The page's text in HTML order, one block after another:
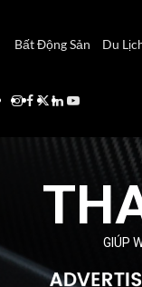
Bất Động Sản
Du
Instagram
Facebook
Twitter
Linkedin
Youtube
GIÚP